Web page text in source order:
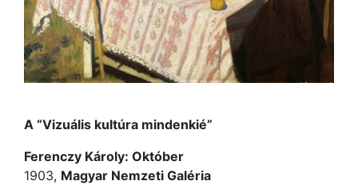
A “Vizuális kultúra mindenkié”
Ferenczy Károly: Október
1903, Magyar Nemzeti Galéria